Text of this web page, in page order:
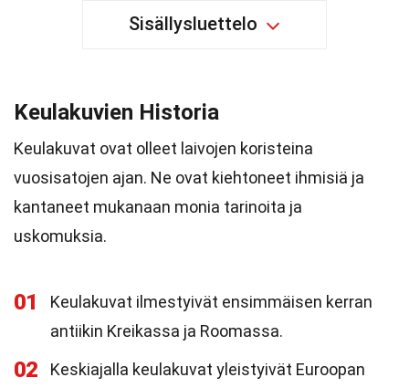
Sisällysluettelo
Keulakuvien Historia
Keulakuvat ovat olleet laivojen koristeina
vuosisatojen ajan. Ne ovat kiehtoneet ihmisiä ja
kantaneet mukanaan monia tarinoita ja
uskomuksia.
01
Keulakuvat ilmestyivät ensimmäisen kerran
antiikin Kreikassa ja Roomassa.
02
Keskiajalla keulakuvat yleistyivät Euroopan